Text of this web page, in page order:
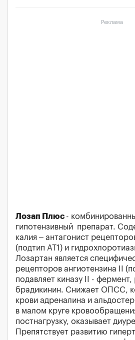
Реклама
Лозап Плюс -
гипотензивный препарат.
калия – антагонист
(подтип АТ1) и
Лозартан является
рецепторов ангиотензина II
подавляет киназу II -
брадикинин. Снижает ОПСС,
крови адреналина и
в малом круге
постнагрузку, оказывает
Препятствует развитию